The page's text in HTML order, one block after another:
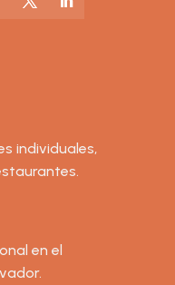
individuales,
en el